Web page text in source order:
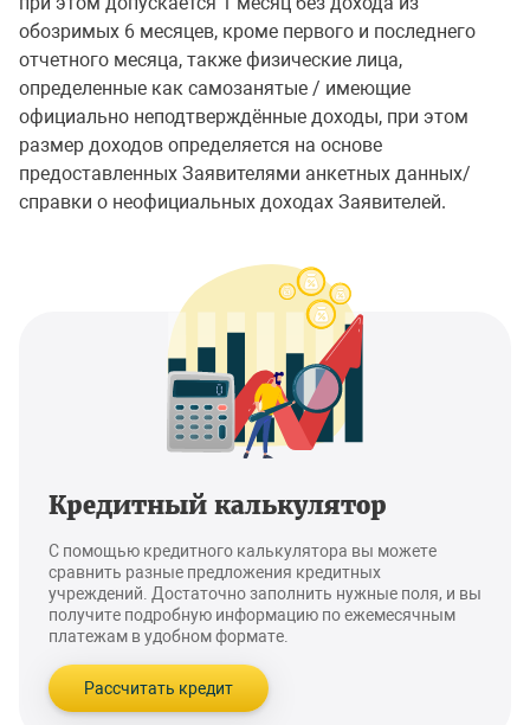
обозримых 6 месяцев, кроме первого и последнего
отчетного месяца, также физические лица,
определенные как самозанятые / имеющие
официально неподтверждённые доходы, при этом
размер доходов определяется на основе
предоставленных Заявителями анкетных данных/
справки о неофициальных доходах Заявителей.
Кредитный калькулятор
С помощью кредитного калькулятора вы можете
сравнить разные предложения кредитных
учреждений. Достаточно заполнить нужные поля, и вы
получите подробную информацию по ежемесячным
платежам в удобном формате.
Рассчитать кредит